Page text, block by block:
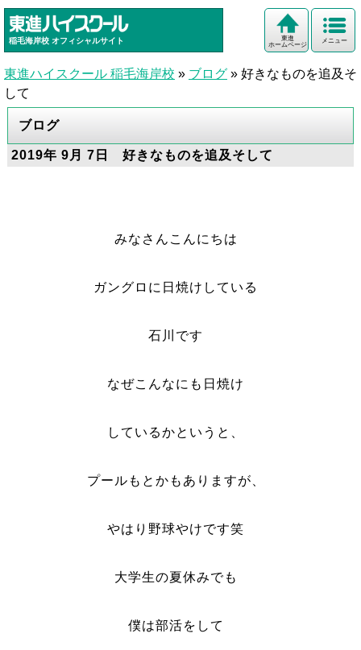
稲毛海岸校 オフィシャルサイト メニュー
東進
ホームページ
東進ハイスクール 稲毛海岸校 » ブログ » 好きなものを追及そ
して
ブログ
2019年 9月 7日 好きなものを追及そして
みなさんこんにちは
ガングロに日焼けしている
石川です
なぜこんなにも日焼け
しているかというと、
プールもとかもありますが、
やはり野球やけです笑
大学生の夏休みでも
僕は部活をして